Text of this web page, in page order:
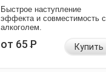
Быстрое наступление
эффекта и совместимость с
алкоголем.
от 65Р Купить